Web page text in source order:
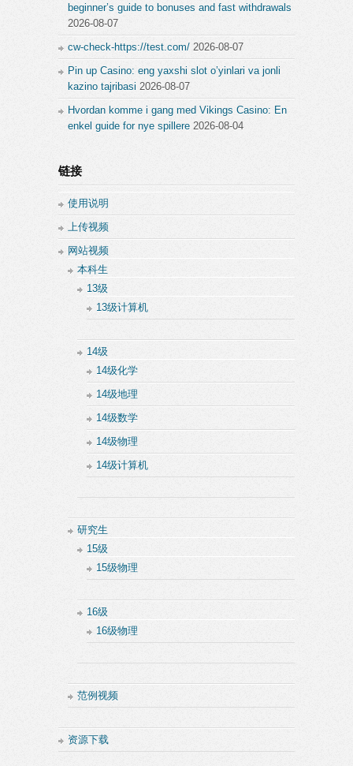
beginner’s guide to bonuses and fast withdrawals
2026-08-07
cw-check-https://test.com/ 2026-08-07
Pin up Casino: eng yaxshi slot o’yinlari va jonli
kazino tajribasi 2026-08-07
Hvordan komme i gang med Vikings Casino: En
enkel guide for nye spillere 2026-08-04
链接
使用说明
上传视频
网站视频
本科生
13级
13级计算机
14级
14级化学
14级地理
14级数学
14级物理
14级计算机
研究生
15级
15级物理
16级
16级物理
范例视频
资源下载